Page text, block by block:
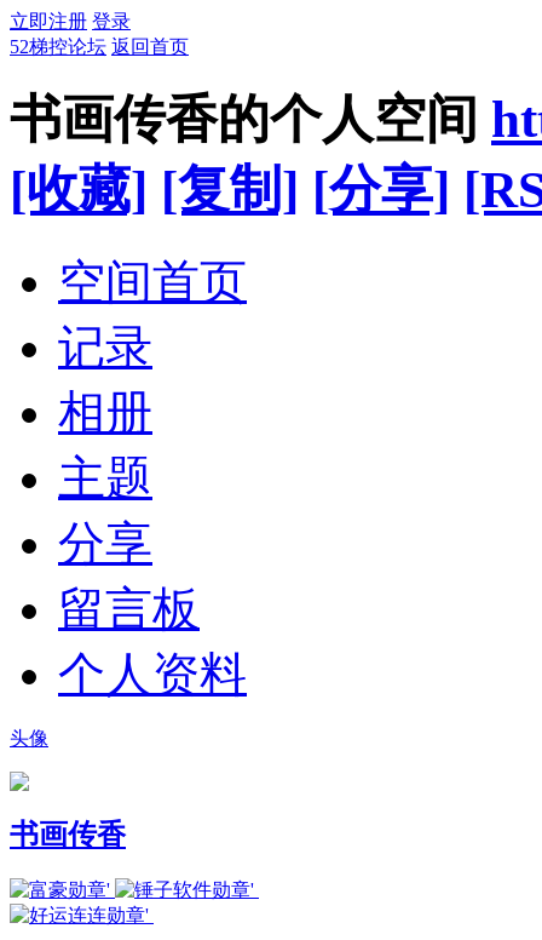
立即注册 登录
52梯控论坛 返回首页
书画传香的个人空间
[收藏] [复制] [分享]
空间首页
记录
相册
主题
分享
留言板
个人资料
头像
书画传香